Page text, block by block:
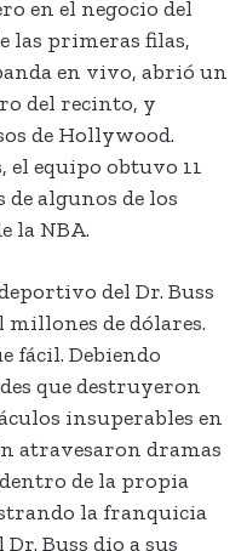
en el negocio del
las primeras filas,
en vivo, abrió un
del recinto, y
de Hollywood.
equipo obtuvo 11
algunos de los
la NBA.
del Dr. Buss
millones de dólares.
fácil. Debiendo
que destruyeron
insuperables en
atravesaron dramas
de la propia
la franquicia
Buss dio a sus